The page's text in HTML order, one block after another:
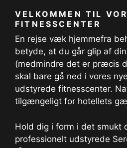
VELKOMMEN TIL
FITNESSCENTER
En rejse væk hjemmefra
betyde, at du går glip af
(medmindre det er præcis
skal bare gå ned i vores
udstyrede fitnesscenter.
tilgængeligt for hotellets
Hold dig i form i det smukt
professionelt udstyrede